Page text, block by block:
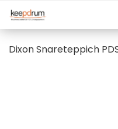
Dixon Snareteppich